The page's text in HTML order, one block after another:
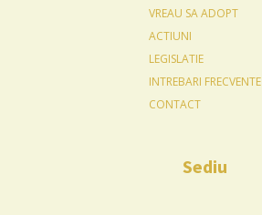
VREAU SA ADOPT
ACTIUNI
LEGISLATIE
INTREBARI FRECVENTE
CONTACT
Sediu